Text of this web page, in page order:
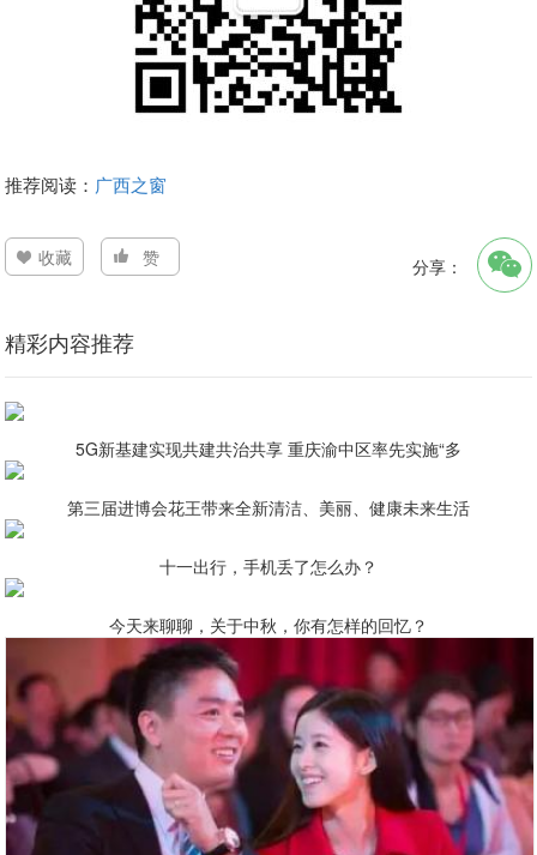
推荐阅读： 广西之窗
收藏 赞 分享：
精彩内容推荐
5G新基建实现共建共治共享 重庆渝中区率先实施“多
第三届进博会花王带来全新清洁、美丽、健康未来生活
十一出行，手机丢了怎么办？
今天来聊聊，关于中秋，你有怎样的回忆？